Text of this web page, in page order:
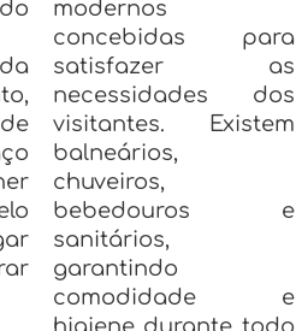
modernos
concebidas para
satisfazer as
necessidades dos
visitantes. Existem
balneários,
chuveiros,
bebedouros e
sanitários,
garantindo
comodidade e